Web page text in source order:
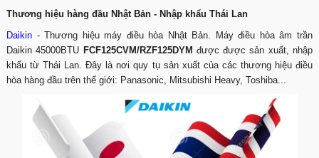
Thương hiệu hàng đầu Nhật Bản - Nhập khẩu Thái Lan
Daikin - Thương hiệu máy điều hòa Nhật Bản. Máy điều hòa âm trần
Daikin 45000BTU FCF125CVM/RZF125DYM được được sản xuất, nhập
khẩu từ Thái Lan. Đây là nơi quy tụ sản xuất của các thương hiệu điều
hòa hàng đầu trên thế giới: Panasonic, Mitsubishi Heavy, Toshiba...